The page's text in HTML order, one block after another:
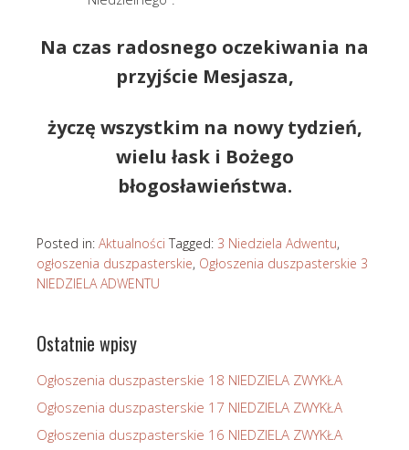
Na czas radosnego oczekiwania na
przyjście Mesjasza,
życzę wszystkim na nowy tydzień,
wielu łask i Bożego
błogosławieństwa.
Posted in: Aktualności Tagged: 3 Niedziela Adwentu,
ogłoszenia duszpasterskie, Ogłoszenia duszpasterskie 3
NIEDZIELA ADWENTU
Ostatnie wpisy
Ogłoszenia duszpasterskie 18 NIEDZIELA ZWYKŁA
Ogłoszenia duszpasterskie 17 NIEDZIELA ZWYKŁA
Ogłoszenia duszpasterskie 16 NIEDZIELA ZWYKŁA